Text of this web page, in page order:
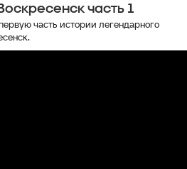
часть 1
часть истории легендарного